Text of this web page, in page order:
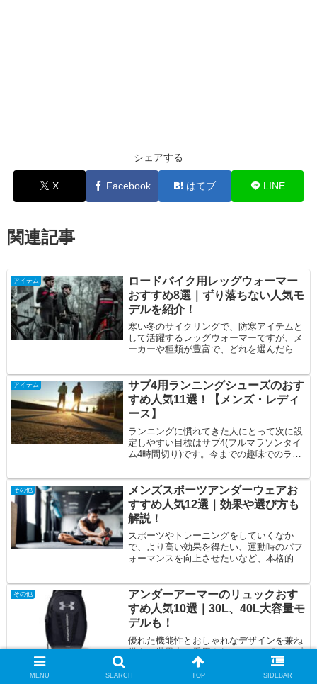
シェアする
X Facebook はてブ LINE
関連記事
アイテム
ロードバイク用レッグウォーマー
おすすめ8選｜ずり落ちない人気モ
デルを紹介！
寒い冬のサイクリングで、防寒アイテムと
して活躍するレッグウォーマーですが、メ
ーカーや種類が豊富で、どれを選んだら良
ょうか？...
アイテム
サブ4用ランニングシューズのおす
すめ人気11選！【メンズ・レディ
ース】
ランニングに慣れてきた人にとって次に設
定しやすい目標はサブ4(フルマラソンタイ
ム4時間切り)です。今までの趣味でのラン
てい...
その他
メンズスポーツアンダーウェアお
すすめ人気12選｜効果や選び方も
解説！
スポーツやトレーニングをしていくなか
で、より高い効果を得たい、運動時のパフ
ォーマンスを向上させたいなど、本格的に
用アンダー...
その他
アンダーアーマーのリュックおす
すめ人気10選｜30L、40L大容量モ
デルも！
優れた機能性とおしゃれなデザインを兼ね
備え、世界中で愛用されているスポーツブ
ランド、アンダーアーマー。なかでもアン
ダーアーマーのリュックは、トレーニン
MENU SEARCH TOP SIDEBAR